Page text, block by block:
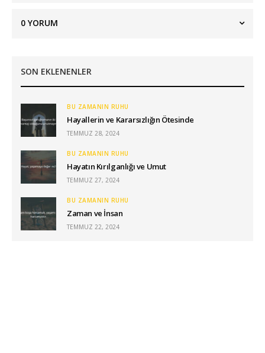
0YORUM
SON EKLENENLER
BU ZAMANIN RUHU
Hayallerin ve Kararsızlığın Ötesinde
TEMMUZ 28, 2024
BU ZAMANIN RUHU
Hayatın Kırılganlığı ve Umut
TEMMUZ 27, 2024
BU ZAMANIN RUHU
Zaman ve İnsan
TEMMUZ 22, 2024